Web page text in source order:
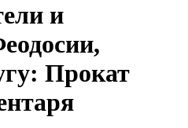
и
Прокат